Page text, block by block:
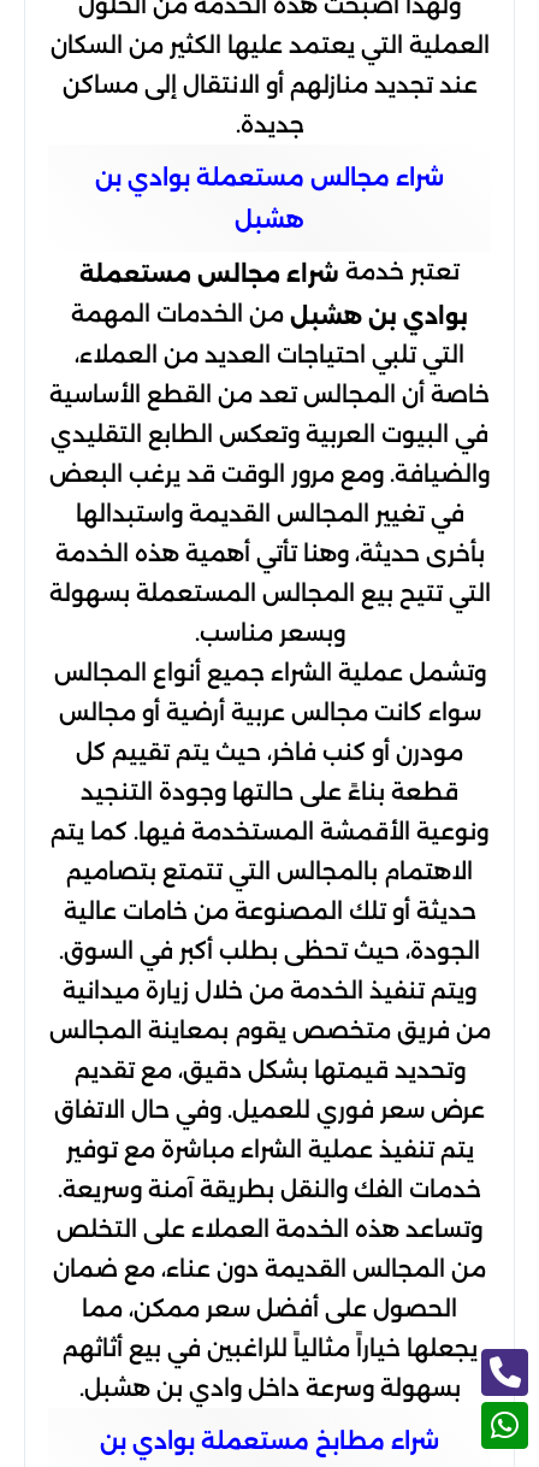
ولهذا أصبحت هذه الخدمة من الحلول
العملية التي يعتمد عليها الكثير من السكان
عند تجديد منازلهم أو الانتقال إلى مساكن
جديدة.
شراء مجالس مستعملة بوادي بن
هشبل
تعتبر خدمة شراء مجالس مستعملة
بوادي بن هشبل من الخدمات المهمة
التي تلبي احتياجات العديد من العملاء،
خاصة أن المجالس تعد من القطع الأساسية
في البيوت العربية وتعكس الطابع التقليدي
والضيافة. ومع مرور الوقت قد يرغب البعض
في تغيير المجالس القديمة واستبدالها
بأخرى حديثة، وهنا تأتي أهمية هذه الخدمة
التي تتيح بيع المجالس المستعملة بسهولة
وبسعر مناسب.
وتشمل عملية الشراء جميع أنواع المجالس
سواء كانت مجالس عربية أرضية أو مجالس
مودرن أو كنب فاخر، حيث يتم تقييم كل
قطعة بناءً على حالتها وجودة التنجيد
ونوعية الأقمشة المستخدمة فيها. كما يتم
الاهتمام بالمجالس التي تتمتع بتصاميم
حديثة أو تلك المصنوعة من خامات عالية
الجودة، حيث تحظى بطلب أكبر في السوق.
ويتم تنفيذ الخدمة من خلال زيارة ميدانية
من فريق متخصص يقوم بمعاينة المجالس
وتحديد قيمتها بشكل دقيق، مع تقديم
عرض سعر فوري للعميل. وفي حال الاتفاق
يتم تنفيذ عملية الشراء مباشرة مع توفير
خدمات الفك والنقل بطريقة آمنة وسريعة.
وتساعد هذه الخدمة العملاء على التخلص
من المجالس القديمة دون عناء، مع ضمان
الحصول على أفضل سعر ممكن، مما
يجعلها خياراً مثالياً للراغبين في بيع أثاثهم
بسهولة وسرعة داخل وادي بن هشبل.
شراء مطابخ مستعملة بوادي بن